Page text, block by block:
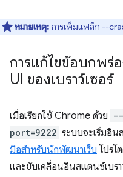
หมายเหตุ: การเพิ่มแฟล็ก --
การแก้ไขข้อบกพร่
UI ของเบราว์เซอร์
เมื่อเรียกใช้ Chrome ด้วย
port=9222 ระบบจะเริ่มอิน
มือสำหรับนักพัฒนาเว็บ โปรโ
และขับเคลื่อนอินสแตนซ์เบร